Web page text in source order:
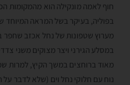
חוף לאמה מונקילה הוא מהמקומות
בפוליה, בעיקר בשל המראה המיוחד
מערוץ שטפונות של נחל אכזב שחפר
במסלע הגירני ויצר מצוקים משני
מאוד ברוחצים במשך הקיץ, למרות
נוח עם חלוקי נחל וים (שלא לדבר